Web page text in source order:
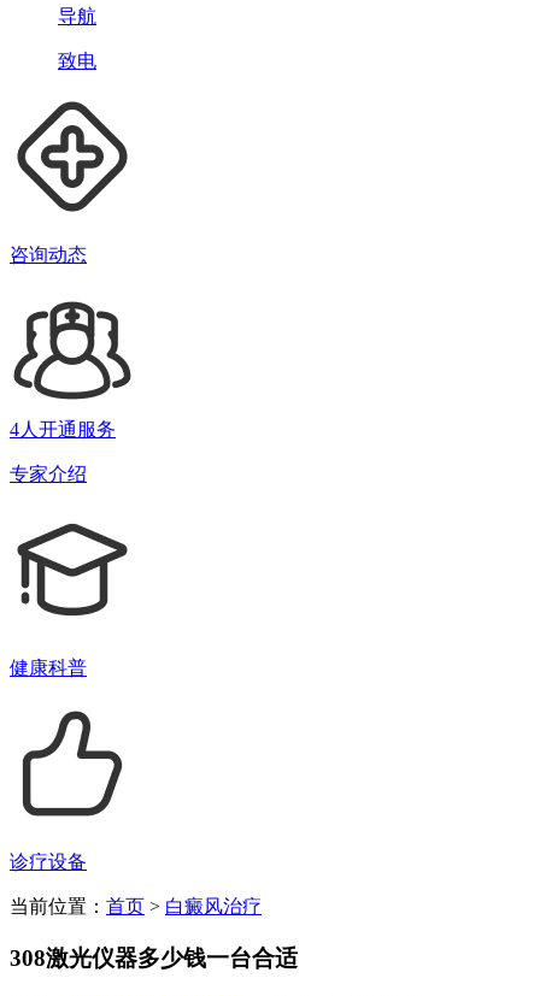
导航
致电
咨询动态
4人开通服务
专家介绍
健康科普
诊疗设备
当前位置： 首页 > 白癜风治疗
308激光仪器多少钱一台合适